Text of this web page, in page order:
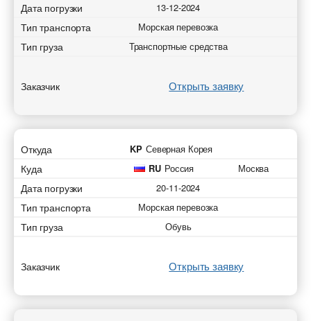
Дата погрузки 13-12-2024
Тип транспорта Морская перевозка
Тип груза Транспортные средства
Заказчик Открыть заявку
Откуда KP Северная Корея
Куда RU Россия Москва
Дата погрузки 20-11-2024
Тип транспорта Морская перевозка
Тип груза Обувь
Заказчик Открыть заявку